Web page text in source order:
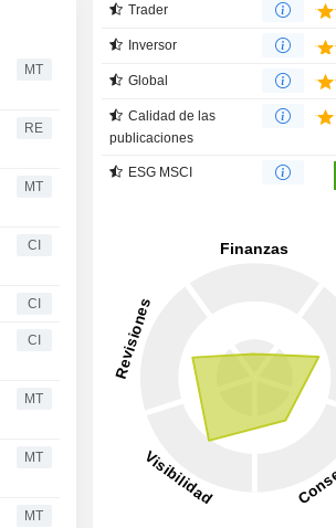
MT
RE
MT
CI
CI
CI
MT
MT
MT
Trader
Inversor
Global
Calidad de las
publicaciones
ESG MSCI